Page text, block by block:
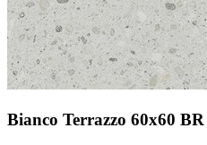
Bianco Terrazzo 60x60 BR